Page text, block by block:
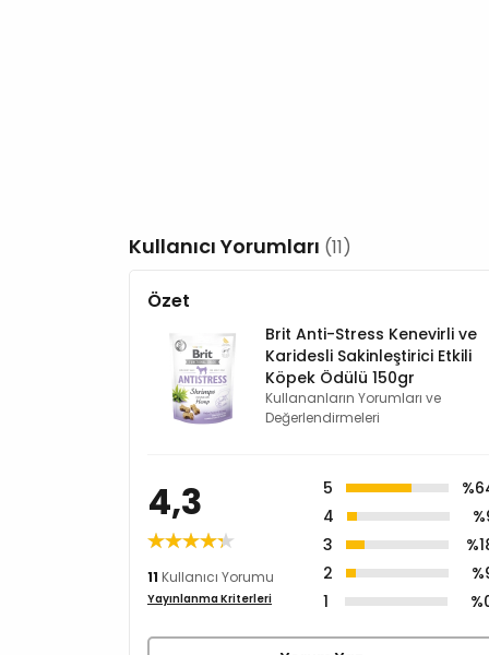
Kullanıcı Yorumları (11)
Özet
Brit Anti-Stress Kenevirli ve
Karidesli Sakinleştirici Etkili
Köpek Ödülü 150gr
Kullananların Yorumları ve
Değerlendirmeleri
4,3
11 Kullanıcı Yorumu
Yayınlanma Kriterleri
5
4
3
2
1